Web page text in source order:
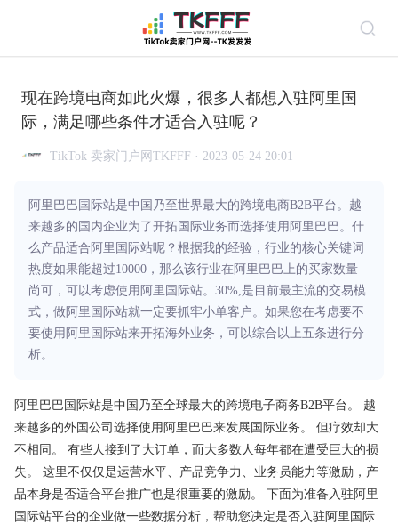
现在跨境电商如此火爆，很多人都想入驻阿里国
际，满足哪些条件才适合入驻呢？
TikTok 卖家门户网TKFFF · 2023-05-24 20:01
阿里巴巴国际站是中国乃至世界最大的跨境电商B2B平台。越
来越多的国内企业为了开拓国际业务而选择使用阿里巴巴。什
么产品适合阿里国际站呢？根据我的经验，行业的核心关键词
热度如果能超过10000，那么该行业在阿里巴巴上的买家数量
尚可，可以考虑使用阿里国际站。30%,是目前最主流的交易模
式，做阿里国际站就一定要抓牢小单客户。如果您在考虑要不
要使用阿里国际站来开拓海外业务，可以综合以上五条进行分
析。
阿里 巴巴国际站是中国乃至全球最大的跨境电子商务B2B平台。 越
来越多的外国公司选择使用 阿里巴巴来发展国际业务。 但疗效却大
不相同。 有些人接到了大订单，而大多数人每年都在遭受巨大的损
失。 这里不仅仅是运营水平、产品竞争力、业务员能力等激励，产
品本身是否适合平台推广也是很重要的激励。 下面为准备入驻阿里
国际站平台的企业做一些数据分析，帮助您决定是否入驻阿里国际